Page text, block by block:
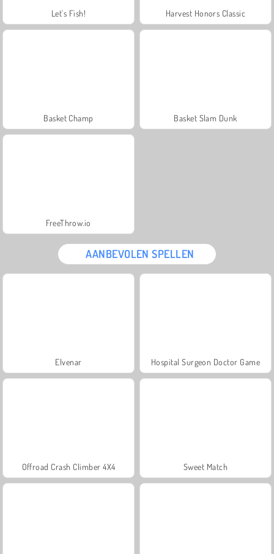
Let's Fish! Harvest Honors Classic
Basket Champ Basket Slam Dunk
FreeThrow.io
AANBEVOLEN SPELLEN
Elvenar Hospital Surgeon Doctor Game
Offroad Crash Climber 4X4 Sweet Match